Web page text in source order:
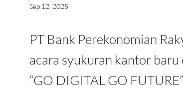
Sep 12, 2025
PT Bank Perekonomian
acara syukuran kantor baru
“GO DIGITAL GO FUTURE”